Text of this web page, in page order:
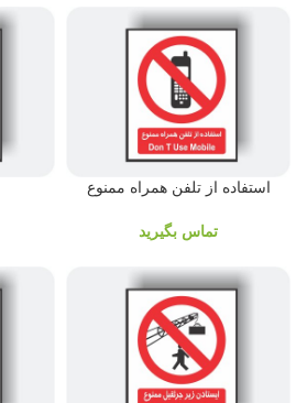
استفاده از تلفن همراه ممنوع
تماس بگیرید